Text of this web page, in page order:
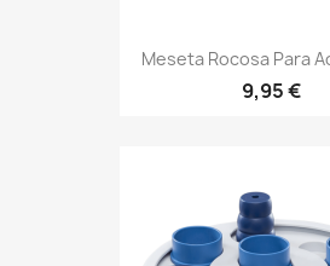
Meseta Rocosa Para
9,95 €